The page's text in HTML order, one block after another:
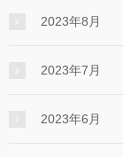
2023年8月
2023年7月
2023年6月